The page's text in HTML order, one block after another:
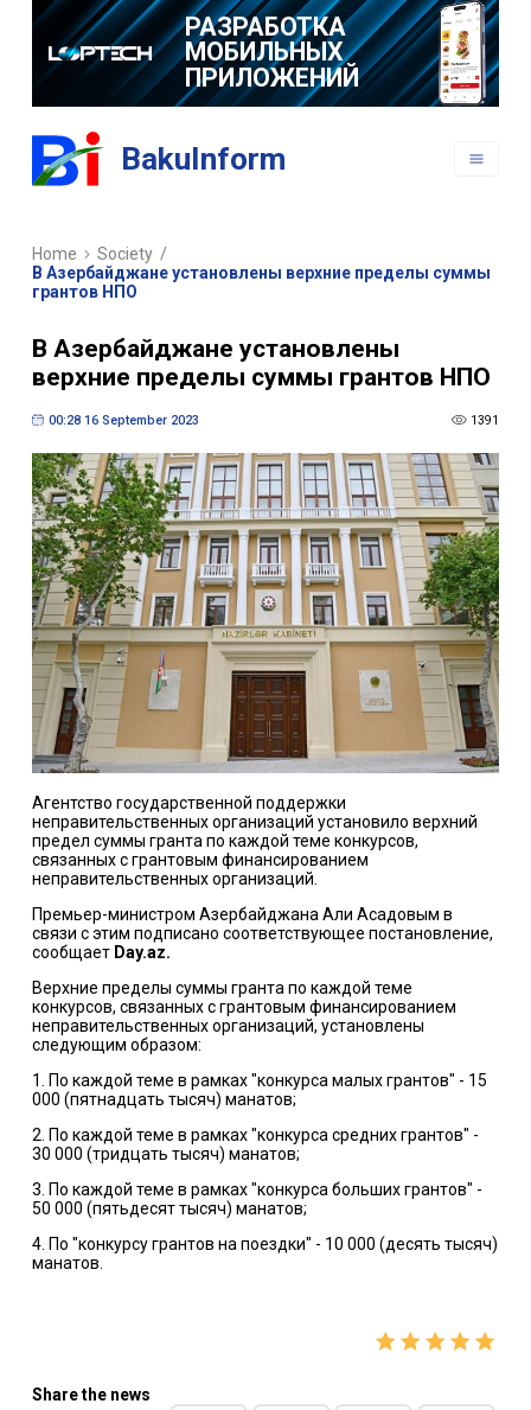
РАЗРАБОТКА
МОБИЛЬНЫХ
ПРИЛОЖЕНИЙ
BakuInform
Home Society /
В Азербайджане установлены верхние пределы суммы
грантов НПО
В Азербайджане установлены
верхние пределы суммы грантов НПО
00:28 16 September 2023 1391
Агентство государственной поддержки
неправительственных организаций установило верхний
предел суммы гранта по каждой теме конкурсов,
связанных с грантовым финансированием
неправительственных организаций.
Премьер-министром Азербайджана Али Асадовым в
связи с этим подписано соответствующее постановление,
сообщает Day.az.
Верхние пределы суммы гранта по каждой теме
конкурсов, связанных с грантовым финансированием
неправительственных организаций, установлены
следующим образом:
1. По каждой теме в рамках "конкурса малых грантов" - 15
000 (пятнадцать тысяч) манатов;
2. По каждой теме в рамках "конкурса средних грантов" -
30 000 (тридцать тысяч) манатов;
3. По каждой теме в рамках "конкурса больших грантов" -
50 000 (пятьдесят тысяч) манатов;
4. По "конкурсу грантов на поездки" - 10 000 (десять тысяч)
манатов.
Share the news